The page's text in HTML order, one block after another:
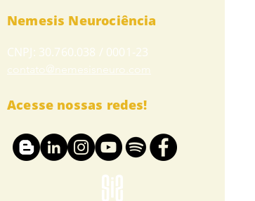
Nemesis Neurociência
CNPJ: 30.760.038 / 0001-23
contato@nemesisneuro.com
Acesse nossas redes!